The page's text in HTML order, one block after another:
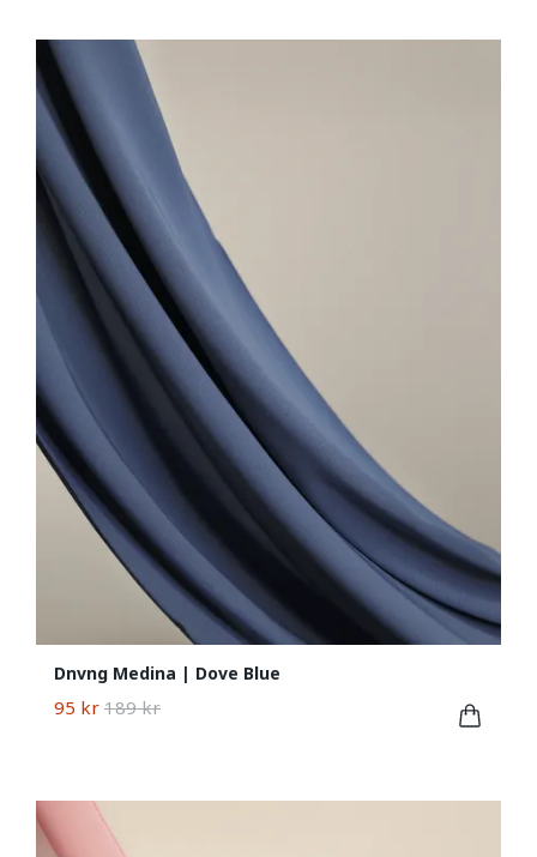
Dnvng Medina | Dove Blue
95 kr 189 kr